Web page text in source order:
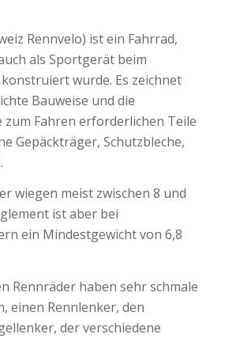
Rennvelo) ist ein Fahrrad,
als Sportgerät beim
wurde. Es zeichnet
Bauweise und die
zum Fahren erforderlichen Teile
Gepäckträger, Schutzbleche,
wiegen meist zwischen 8 und
ist aber bei
ein Mindestgewicht von 6,8
Rennräder haben sehr schmale
einen Rennlenker, den
, der verschiedene